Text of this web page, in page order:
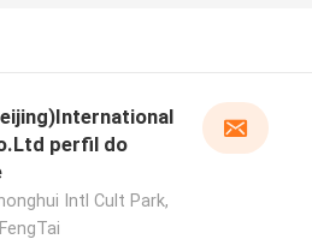
perfil do
Intl Cult Park,